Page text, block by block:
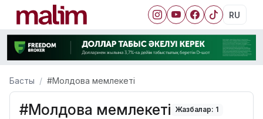
RU
Басты #Молдова мемлекеті
#Молдова мемлекеті Жазбалар: 1